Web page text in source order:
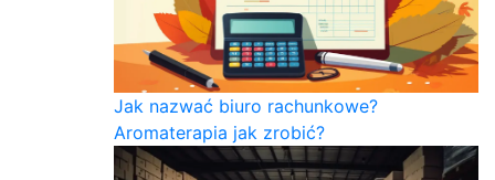
Jak nazwać biuro rachunkowe?
Aromaterapia jak zrobić?